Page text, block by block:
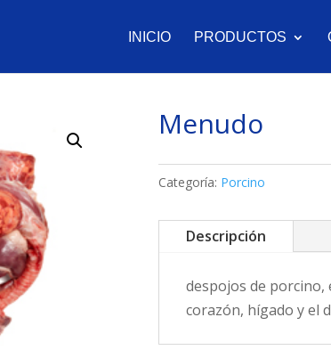
INICIO PRODUCTOS
Menudo
Categoría: Porcino
Descripción
despojos de porcino,
corazón, hígado y el